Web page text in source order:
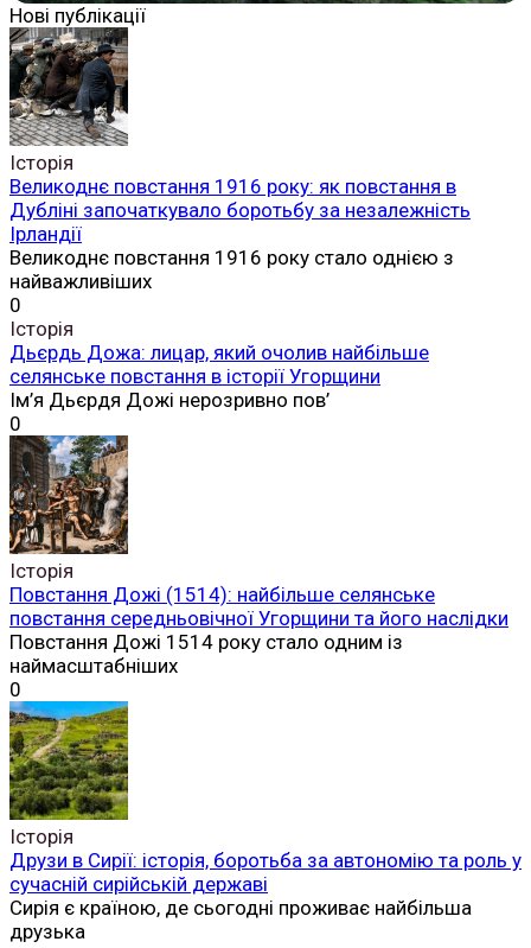
Нові публікації
Історія
Великоднє повстання 1916 року: як повстання в
Дубліні започаткувало боротьбу за незалежність
Ірландії
Великоднє повстання 1916 року стало однією з
найважливіших
0
Історія
Дьєрдь Дожа: лицар, який очолив найбільше
селянське повстання в історії Угорщини
Ім’я Дьєрдя Дожі нерозривно пов’
0
Історія
Повстання Дожі (1514): найбільше селянське
повстання середньовічної Угорщини та його наслідки
Повстання Дожі 1514 року стало одним із
наймасштабніших
0
Історія
Друзи в Сирії: історія, боротьба за автономію та роль у
сучасній сирійській державі
Сирія є країною, де сьогодні проживає найбільша
друзька